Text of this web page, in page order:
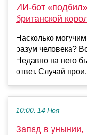
ИИ-бот
британской
Насколько
разум человека?
Недавно на него
ответ. Случай
10:00, 14 Ноя
Запад в